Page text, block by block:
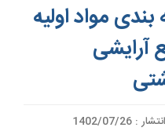
مواد اولیه
آرایشی
: 1402/07/26